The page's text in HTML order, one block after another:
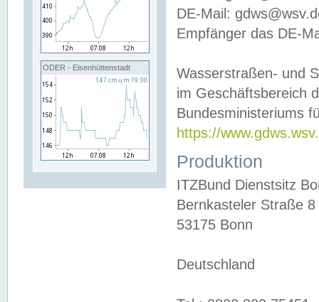
ODER - Eisenhüttenstadt
DE-Mail:
Empfänger das DE-
Wasserstraßen- und
im Geschäftsbereich
Bundesministeriums
https://
Produktion
ITZBund Dienstsitz
Bernkasteler Straße 8
53175 Bonn
Deutschland